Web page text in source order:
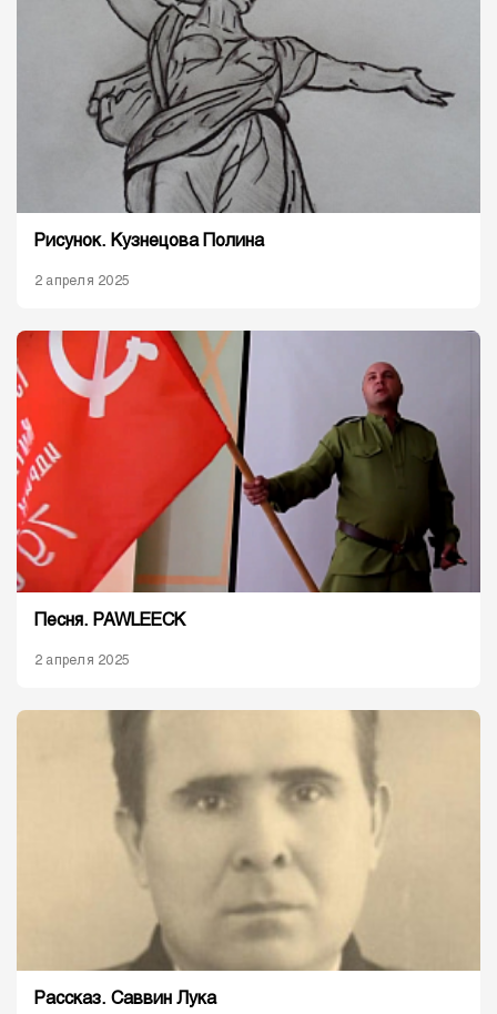
Рисунок. Кузнецова Полина
2 апреля 2025
Песня. PAWLEECK
2 апреля 2025
Рассказ. Саввин Лука